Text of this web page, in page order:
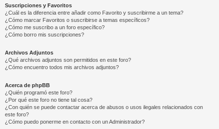
Suscripciones y Favoritos
¿Cuál es la diferencia entre añadir como Favorito y suscribirme a un tema?
¿Cómo marcar Favoritos o suscribirse a temas específicos?
¿Cómo me suscribo a un foro específico?
¿Cómo borro mis suscripciones?
Archivos Adjuntos
¿Qué archivos adjuntos son permitidos en este foro?
¿Cómo encuentro todos mis archivos adjuntos?
Acerca de phpBB
¿Quién programó este foro?
¿Por qué este foro no tiene tal cosa?
¿Con quién se puede contactar acerca de abusos o usos ilegales relacionados con
este foro?
¿Cómo puedo ponerme en contacto con un Administrador?